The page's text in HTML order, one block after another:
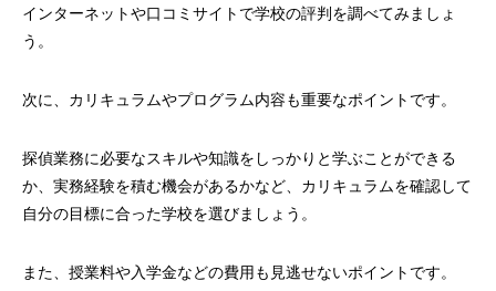
インターネットや口コミサイトで学校の評判を調べてみましょ
う。
次に、カリキュラムやプログラム内容も重要なポイントです。
探偵業務に必要なスキルや知識をしっかりと学ぶことができる
か、実務経験を積む機会があるかなど、カリキュラムを確認して
自分の目標に合った学校を選びましょう。
また、授業料や入学金などの費用も見逃せないポイントです。